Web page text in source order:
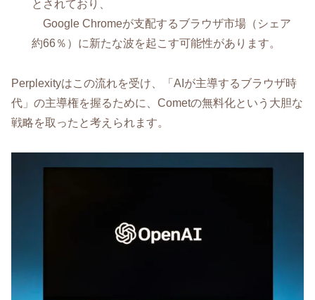
とされており、
Google Chromeが支配するブラウザ市場（シェア
約66％）に新たな波を起こす可能性があります。
Perplexityはこの流れを受け、「AIが主導するブラウザ時
代」の主導権を握るために、Cometの無料化という大胆な
戦略を取ったと考えられます。